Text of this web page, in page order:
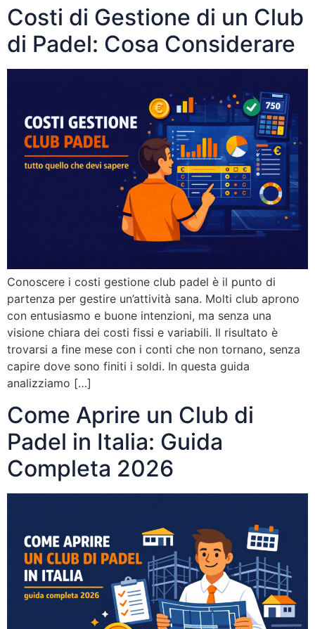
Costi di Gestione di un Club
di Padel: Cosa Considerare
Conoscere i costi gestione club padel è il punto di
partenza per gestire un’attività sana. Molti club aprono
con entusiasmo e buone intenzioni, ma senza una
visione chiara dei costi fissi e variabili. Il risultato è
trovarsi a fine mese con i conti che non tornano, senza
capire dove sono finiti i soldi. In questa guida
analizziamo […]
Come Aprire un Club di
Padel in Italia: Guida
Completa 2026